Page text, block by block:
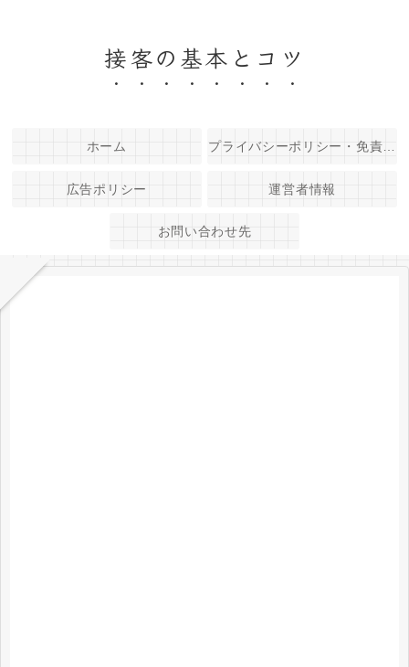
接客の基本とコツ
ホーム
広告ポリシー 運営者情報
お問い合わせ先